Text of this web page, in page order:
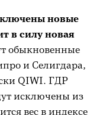
новые
в силу новая
обыкновенные
и Селигдара,
QIWI. ГДР
исключены из
вес в индексе